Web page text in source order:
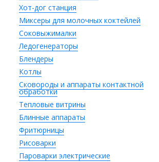
Хот-дог станция
Миксеры для молочных коктейлей
Соковыжималки
Ледогенераторы
Блендеры
Котлы
Сковороды и аппараты контактной
обработки
Тепловые витрины
Блинные аппараты
Фритюрницы
Рисоварки
Пароварки электрические